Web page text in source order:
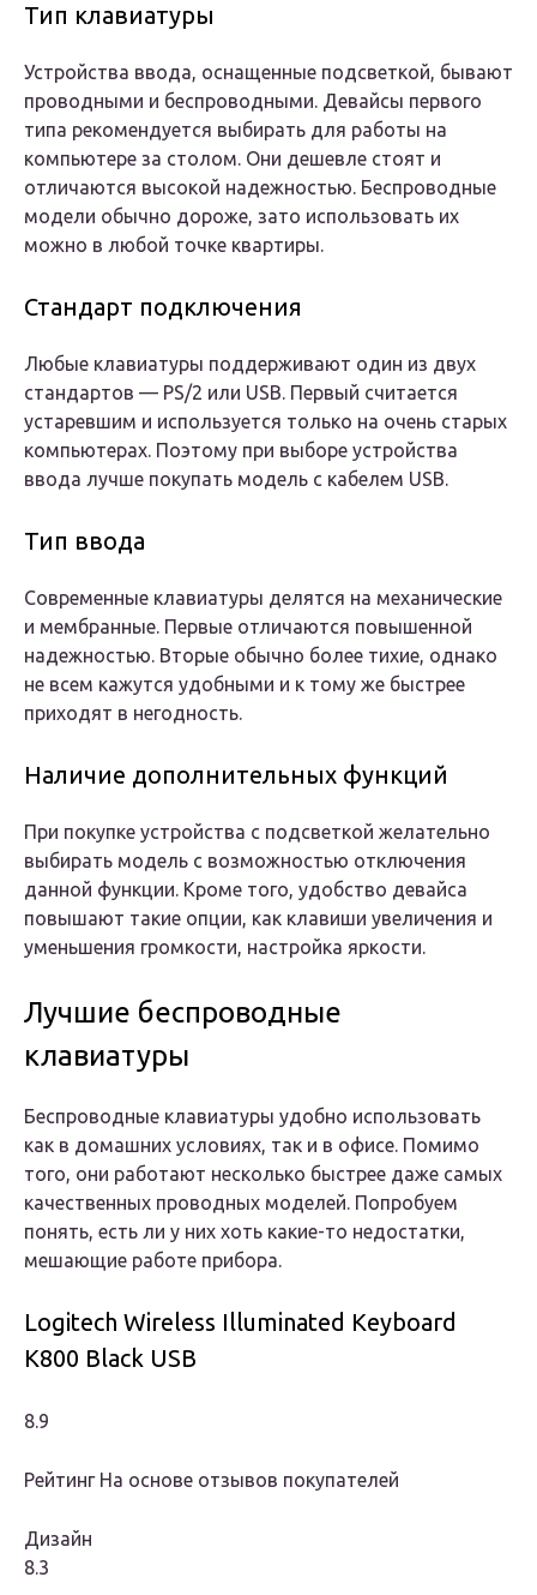
Тип клавиатуры
Устройства ввода, оснащенные подсветкой, бывают
проводными и беспроводными. Девайсы первого
типа рекомендуется выбирать для работы на
компьютере за столом. Они дешевле стоят и
отличаются высокой надежностью. Беспроводные
модели обычно дороже, зато использовать их
можно в любой точке квартиры.
Стандарт подключения
Любые клавиатуры поддерживают один из двух
стандартов — PS/2 или USB. Первый считается
устаревшим и используется только на очень старых
компьютерах. Поэтому при выборе устройства
ввода лучше покупать модель с кабелем USB.
Тип ввода
Современные клавиатуры делятся на механические
и мембранные. Первые отличаются повышенной
надежностью. Вторые обычно более тихие, однако
не всем кажутся удобными и к тому же быстрее
приходят в негодность.
Наличие дополнительных функций
При покупке устройства с подсветкой желательно
выбирать модель с возможностью отключения
данной функции. Кроме того, удобство девайса
повышают такие опции, как клавиши увеличения и
уменьшения громкости, настройка яркости.
Лучшие беспроводные
клавиатуры
Беспроводные клавиатуры удобно использовать
как в домашних условиях, так и в офисе. Помимо
того, они работают несколько быстрее даже самых
качественных проводных моделей. Попробуем
понять, есть ли у них хоть какие-то недостатки,
мешающие работе прибора.
Logitech Wireless Illuminated Keyboard
K800 Black USB
8.9
Рейтинг На основе отзывов покупателей
Дизайн
8.3